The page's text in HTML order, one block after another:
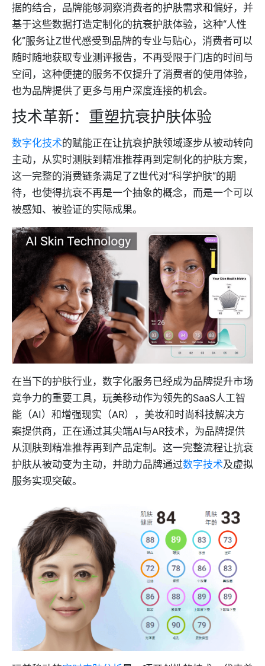
据的结合，品牌能够洞察消费者的护肤需求和偏好，并
基于这些数据打造定制化的抗衰护肤体验，这种“人性
化”服务让Z世代感受到品牌的专业与贴心，消费者可以
随时随地获取专业测评报告，不再受限于门店的时间与
空间，这种便捷的服务不仅提升了消费者的使用体验，
也为品牌提供了更多与用户深度连接的机会。
技术革新：重塑抗衰护肤体验
数字化技术的赋能正在让抗衰护肤领域逐步从被动转向
主动，从实时测肤到精准推荐再到定制化的护肤方案，
这一完整的消费链条满足了Z世代对“科学护肤”的期
待，也使得抗衰不再是一个抽象的概念，而是一个可以
被感知、被验证的实际成果。
在当下的护肤行业，数字化服务已经成为品牌提升市场
竞争力的重要工具，玩美移动作为领先的SaaS人工智
能（AI）和增强现实（AR），美妆和时尚科技解决方
案提供商，正在通过其尖端AI与AR技术，为品牌提供
从测肤到精准推荐再到产品定制。这一完整流程让抗衰
护肤从被动变为主动，并助力品牌通过数字技术及虚拟
服务实现突破。